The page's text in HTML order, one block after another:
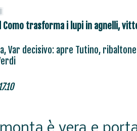
Como trasforma i lupi in agnelli,
Var decisivo: apre Tutino, ribaltone